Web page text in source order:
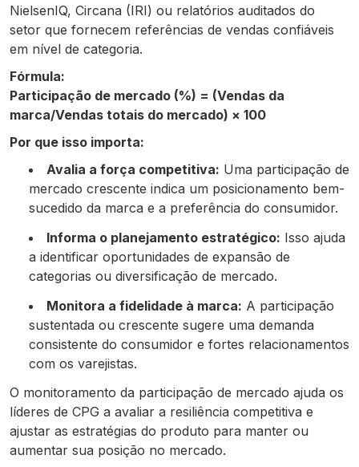
NielsenIQ, Circana (IRI) ou relatórios auditados do
setor que fornecem referências de vendas confiáveis
em nível de categoria.
Fórmula:
Participação de mercado (%) = (Vendas da
marca/Vendas totais do mercado) × 100
Por que isso importa:
Avalia a força competitiva: Uma participação de
mercado crescente indica um posicionamento bem-
sucedido da marca e a preferência do consumidor.
Informa o planejamento estratégico: Isso ajuda
a identificar oportunidades de expansão de
categorias ou diversificação de mercado.
Monitora a fidelidade à marca: A participação
sustentada ou crescente sugere uma demanda
consistente do consumidor e fortes relacionamentos
com os varejistas.
O monitoramento da participação de mercado ajuda os
líderes de CPG a avaliar a resiliência competitiva e
ajustar as estratégias do produto para manter ou
aumentar sua posição no mercado.